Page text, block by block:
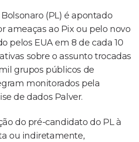
(PL) é apontado
ameaças ao Pix ou pelo novo
pelos EUA em 8 de cada 10
sobre o assunto trocadas
grupos públicos de
monitorados pela
de dados Palver.
do pré-candidato do PL à
ou indiretamente,